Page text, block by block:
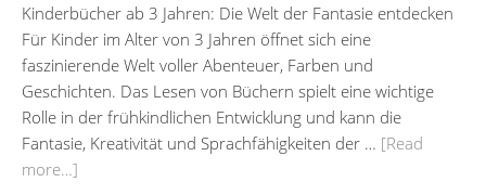
Kinderbücher ab 3 Jahren: Die Welt der Fantasie entdecken
Für Kinder im Alter von 3 Jahren öffnet sich eine
faszinierende Welt voller Abenteuer, Farben und
Geschichten. Das Lesen von Büchern spielt eine wichtige
Rolle in der frühkindlichen Entwicklung und kann die
Fantasie, Kreativität und Sprachfähigkeiten der … [Read
more…]